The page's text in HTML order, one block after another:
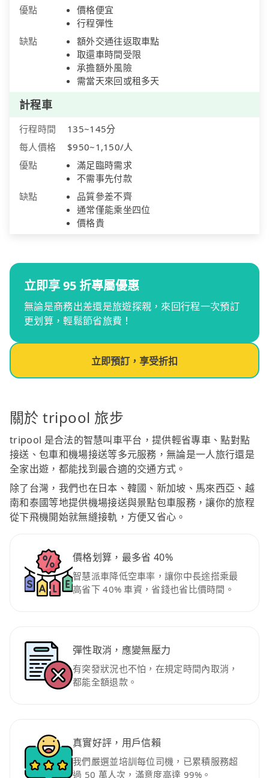
優點
價格便宜
行程彈性
缺點
額外交通往返取車點
取還車時間受限
承擔額外風險
需當天來回或租多天
計程車
行程時間
135~145分
每人價格
$950~1,150/人
優點
滿足臨時需求
不需事先付款
缺點
品質參差不齊
通常僅能乘坐四位
價格貴
立即享 95 折專屬優惠
無論是商務出差還是旅遊探親，來回行程一次預訂
更划算，輕鬆節省旅費！
立即預訂，享受折扣
關於 tripool 旅步
tripool 是合法的智慧叫車平台，提供輕省專車、點對點
接送、包車和機場接送等多元服務，無論是一人旅行還是
全家出遊，都能找到最合適的交通方式。
除了台灣，我們也在日本、韓國、新加坡、馬來西亞、越
南和泰國等地提供機場接送與景點包車服務，讓你的旅程
從下飛機開始就無縫接軌，方便又省心。
價格划算，最多省 40%
智慧派車降低空車率，讓你中長途搭乘最
高省下 40% 車資，省錢也省比價時間。
彈性取消，應變無壓力
有突發狀況也不怕，在規定時間內取消，
都能全額退款。
真實好評，用戶信賴
我們嚴選並培訓每位司機，已累積服務超
過 50 萬人次，滿意度高達 99%。